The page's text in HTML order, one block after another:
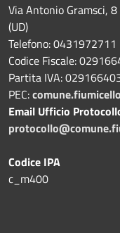
Via Antonio Gramsci,
(UD)
Telefono: 0431972711
Codice Fiscale:
Partita IVA:
PEC:
Email Ufficio
Codice IPA
c_m400